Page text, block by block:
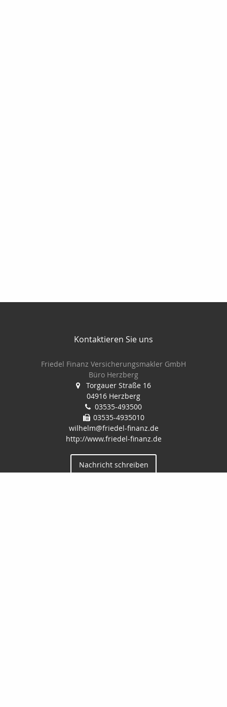
Kontaktieren Sie uns
Friedel Finanz Versicherungsmakler GmbH
Büro Herzberg
Torgauer Straße 16
04916 Herzberg
03535-493500
03535-4935010
wilhelm@friedel-finanz.de
http://www.friedel-finanz.de
Nachricht schreiben